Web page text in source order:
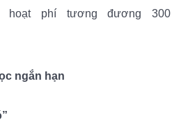
hoạt phí tương đương 300
ngắn hạn